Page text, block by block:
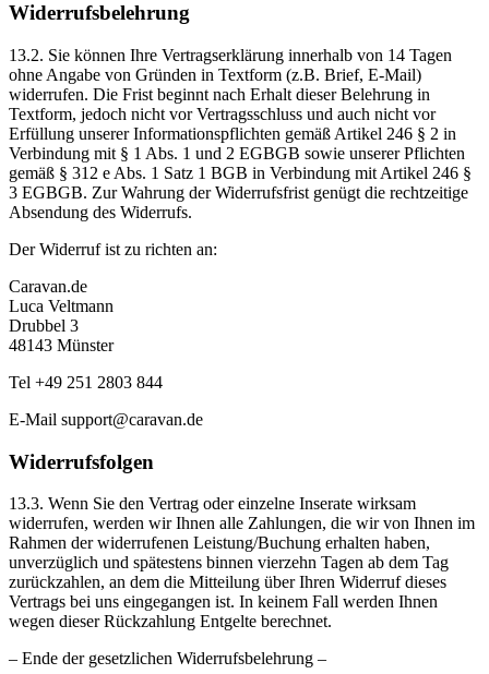
Widerrufsbelehrung
13.2. Sie können Ihre Vertragserklärung innerhalb von 14 Tagen
ohne Angabe von Gründen in Textform (z.B. Brief, E-Mail)
widerrufen. Die Frist beginnt nach Erhalt dieser Belehrung in
Textform, jedoch nicht vor Vertragsschluss und auch nicht vor
Erfüllung unserer Informationspflichten gemäß Artikel 246 § 2 in
Verbindung mit § 1 Abs. 1 und 2 EGBGB sowie unserer Pflichten
gemäß § 312 e Abs. 1 Satz 1 BGB in Verbindung mit Artikel 246 §
3 EGBGB. Zur Wahrung der Widerrufsfrist genügt die rechtzeitige
Absendung des Widerrufs.
Der Widerruf ist zu richten an:
Caravan.de
Luca Veltmann
Drubbel 3
48143 Münster
Tel +49 251 2803 844
E-Mail support@caravan.de
Widerrufsfolgen
13.3. Wenn Sie den Vertrag oder einzelne Inserate wirksam
widerrufen, werden wir Ihnen alle Zahlungen, die wir von Ihnen im
Rahmen der widerrufenen Leistung/Buchung erhalten haben,
unverzüglich und spätestens binnen vierzehn Tagen ab dem Tag
zurückzahlen, an dem die Mitteilung über Ihren Widerruf dieses
Vertrags bei uns eingegangen ist. In keinem Fall werden Ihnen
wegen dieser Rückzahlung Entgelte berechnet.
– Ende der gesetzlichen Widerrufsbelehrung –